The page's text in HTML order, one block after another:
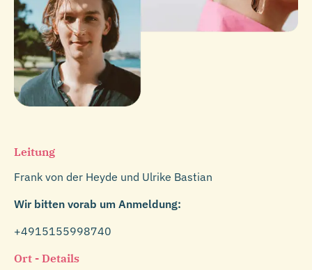
Leitung
Frank von der Heyde und Ulrike Bastian
Wir bitten vorab um Anmeldung:
+4915155998740
Ort - Details